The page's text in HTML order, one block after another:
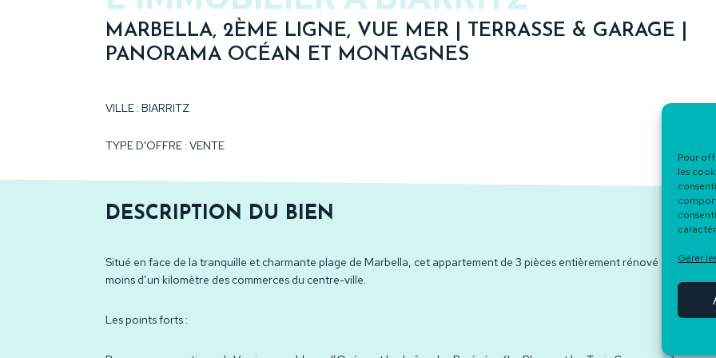
Pour
les
Gérer
MARBELLA, 2ÈME LIGNE, VUE MER | TERRASSE & GARAGE |
PANORAMA OCÉAN ET MONTAGNES
VILLE : BIARRITZ
TYPE D'OFFRE : VENTE
DESCRIPTION DU BIEN
Situé en face de la tranquille et charmante plage de Marbella, cet appartement de 3 pièces entièrement rénové offre un
moins d’un kilomètre des commerces du centre-ville.
Les points forts :